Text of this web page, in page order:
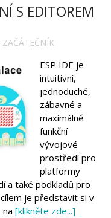
S EDITOREM
ZAČÁTEČNÍK
ESP IDE je
intuitivní,
jednoduché,
zábavné a
maximálně
funkční
vývojové
prostředí pro
platformy
a také podkladů pro
je představit si v
na [klikněte zde...]